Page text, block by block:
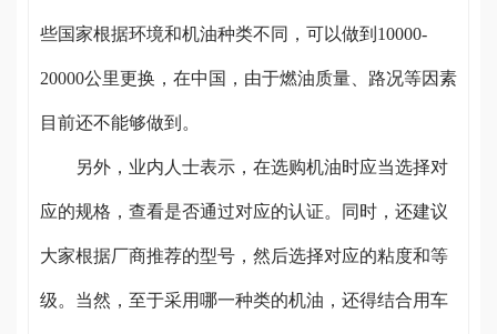
些国家根据环境和机油种类不同，可以做到10000-
20000公里更换，在中国，由于燃油质量、路况等因素
目前还不能够做到。
另外，业内人士表示，在选购机油时应当选择对
应的规格，查看是否通过对应的认证。同时，还建议
大家根据厂商推荐的型号，然后选择对应的粘度和等
级。当然，至于采用哪一种类的机油，还得结合用车